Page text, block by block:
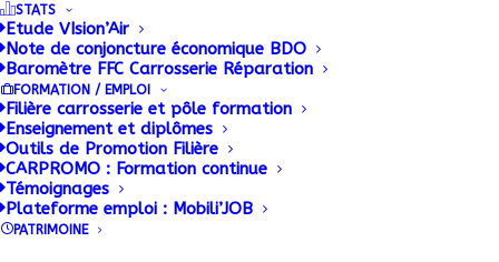
STATS
Etude VIsion’Air
Note de conjoncture économique BDO
Baromètre FFC Carrosserie Réparation
FORMATION / EMPLOI
Filière carrosserie et pôle formation
Enseignement et diplômes
Outils de Promotion Filière
CARPROMO : Formation continue
Témoignages
Plateforme emploi : Mobili’JOB
PATRIMOINE